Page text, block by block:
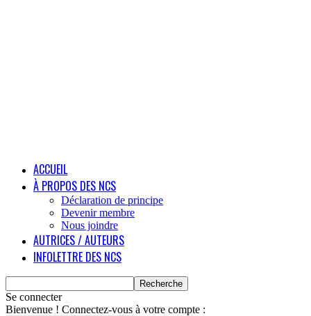
ACCUEIL
À PROPOS DES NCS
Déclaration de principe
Devenir membre
Nous joindre
AUTRICES / AUTEURS
INFOLETTRE DES NCS
Se connecter
Bienvenue ! Connectez-vous à votre compte :